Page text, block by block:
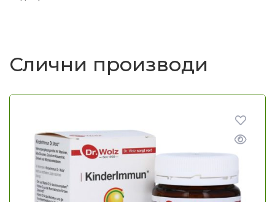
Слични производи